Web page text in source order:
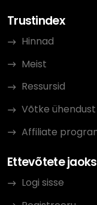
Trustindex
Hinnad
Meist
Ressursid
Võtke ühendust
Affiliate
Ettevõtete jaoks
Logi sisse